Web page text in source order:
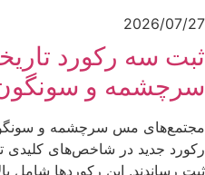
2026/07/27
ثبت سه رکورد
سرچشمه و
رکورد جدید در شاخص‌های کلیدی
ثبت رساندند. این رکوردها شامل